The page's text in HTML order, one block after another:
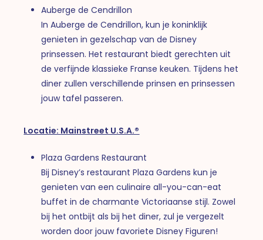
Auberge de Cendrillon
In Auberge de Cendrillon, kun je koninklijk
genieten in gezelschap van de Disney
prinsessen. Het restaurant biedt gerechten uit
de verfijnde klassieke Franse keuken. Tijdens het
diner zullen verschillende prinsen en prinsessen
jouw tafel passeren.
Locatie: Mainstreet U.S.A.®
Plaza Gardens Restaurant
Bij Disney’s restaurant Plaza Gardens kun je
genieten van een culinaire all-you-can-eat
buffet in de charmante Victoriaanse stijl. Zowel
bij het ontbijt als bij het diner, zul je vergezelt
worden door jouw favoriete Disney Figuren!